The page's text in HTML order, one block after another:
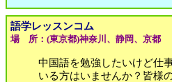
語学レッスンコム
場 所：(東京都)神奈川、静岡、京都
中国語を勉強したいけど仕
いる方はいませんか？皆様